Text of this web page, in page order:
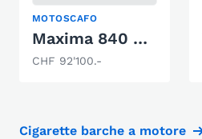
MOTOSCAFO
Maxima 840 TENDER
CHF 92'100.-
Cigarette barche a motore